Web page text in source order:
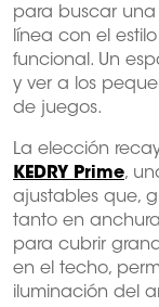
para buscar una
línea con el
funcional. Un
y ver a los
de juegos.
La elección
KEDRY Prime,
ajustables que,
tanto en
para cubrir
en el techo,
iluminación del